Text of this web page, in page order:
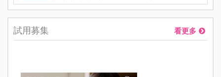
試用募集 看更多